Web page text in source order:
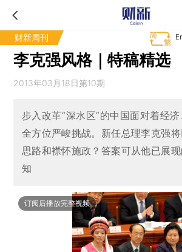
财新周刊
李克强风格｜特稿精选
2013年03月18日第10期
步入改革“深水区”的中国面对着经
全方位严峻挑战。新任总理李克强将
思路和襟怀施政？答案可从他已展
知
订阅后播放完整视频